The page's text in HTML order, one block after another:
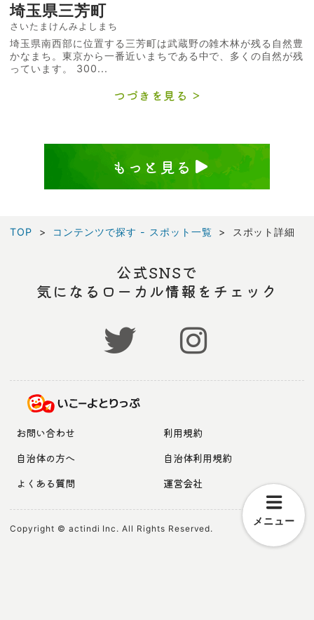
埼玉県三芳町
さいたまけんみよしまち
埼玉県南西部に位置する三芳町は武蔵野の雑木林が残る自然豊
かなまち。東京から一番近いまちである中で、多くの自然が残
っています。 300...
つづきを見る
もっと見る
TOP コンテンツで探す - スポット一覧 スポット詳細
メニュー
公式SNSで
気になるローカル情報をチェック
お問い合わせ
利用規約
自治体の方へ
自治体利用規約
よくある質問
運営会社
Copyright © actindi Inc. All Rights Reserved.